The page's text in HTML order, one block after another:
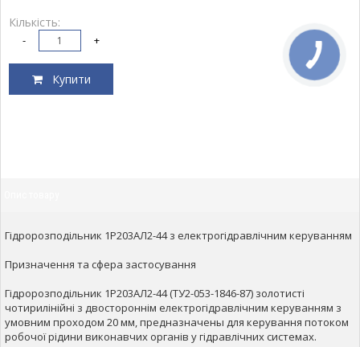
Кількість:
- +
Купити
Гідророзподільник 1Р203АЛ2-44 з електрогідравлічним керуванням
Призначення та сфера застосування
Гідророзподільник 1Р203АЛ2-44 (ТУ2-053-1846-87) золотисті
чотирилінійні з двостороннім електрогідравлічним керуванням з
умовним проходом 20 мм, предназначены для керування потоком
робочої рідини виконавчих органів у гідравлічних системах.